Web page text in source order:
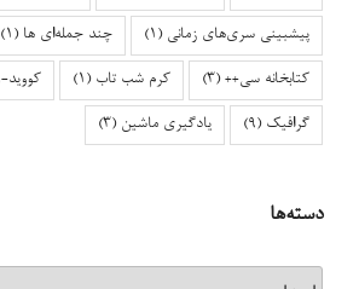
پیشبینی سری‌های زمانی (1) چند جمله‌ای ها (1)
کتابخانه سی++ (3) کرم شب تاب (1) کووید-۱۹
گرافیک (9) یادگیری ماشین (3)
دسته‌ها